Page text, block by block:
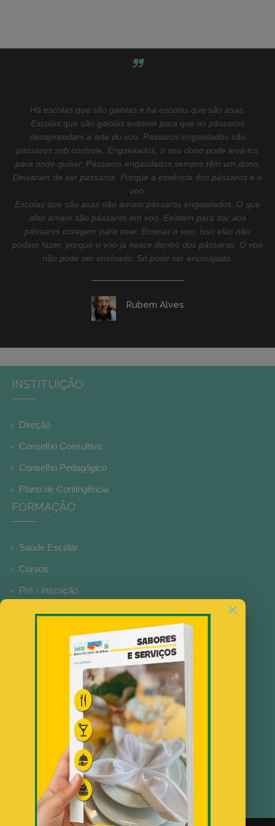
Há escolas que são gaiolas e há escolas que são asas.
Escolas que são gaiolas existem para que os pássaros
desaprendam a arte do voo. Pássaros engaiolados são
pássaros sob controle. Engaiolados, o seu dono pode levá-los
para onde quiser. Pássaros engaiolados sempre têm um dono.
Deixaram de ser pássaros. Porque a essência dos pássaros é o
voo.
Escolas que são asas não amam pássaros engaiolados. O que
elas amam são pássaros em voo. Existem para dar aos
pássaros coragem para voar. Ensinar o voo, isso elas não
podem fazer, porque o voo já nasce dentro dos pássaros. O voo
não pode ser ensinado. Só pode ser encorajado.
Rubem Alves
INSTITUIÇÃO
Direção
Conselho Consultivo
Conselho Pedagógico
Plano de Contingência
FORMAÇÃO
Saúde Escolar
Cursos
Pré - Inscrição
Matrículas
SERVIÇOS WEB
@epcinfaes.pt
O Profissional
Política de Privacidade
Canal de Denúncias
×